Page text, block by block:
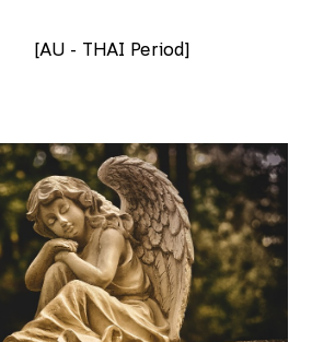
[AU - THAI Period]